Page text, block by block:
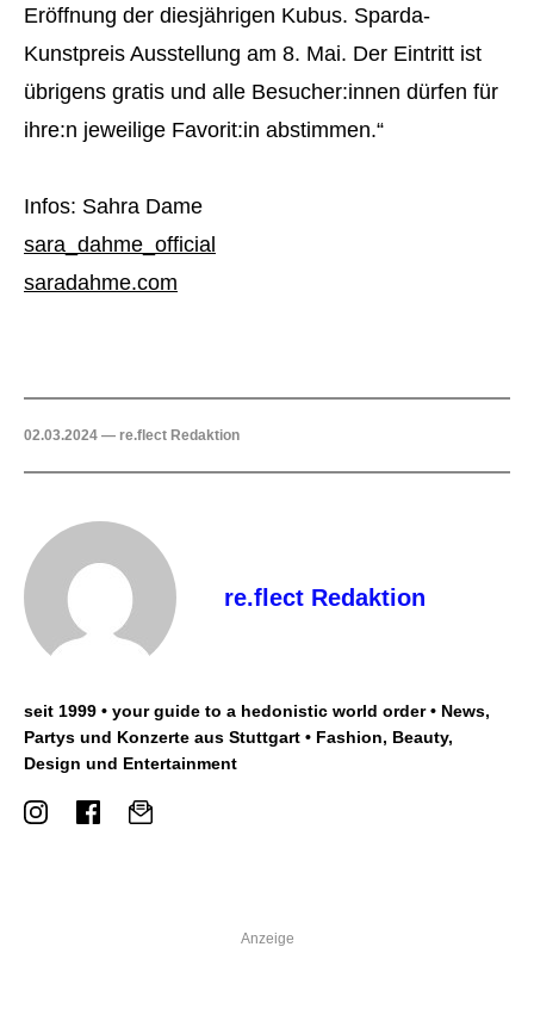
Eröffnung der diesjährigen Kubus. Sparda-
Kunstpreis Ausstellung am 8. Mai. Der Eintritt ist
übrigens gratis und alle Besucher:innen dürfen für
ihre:n jeweilige Favorit:in abstimmen.“
Infos: Sahra Dame
sara_dahme_official
saradahme.com
02.03.2024 — re.flect Redaktion
re.flect Redaktion
seit 1999 • your guide to a hedonistic world order • News,
Partys und Konzerte aus Stuttgart • Fashion, Beauty,
Design und Entertainment
Anzeige